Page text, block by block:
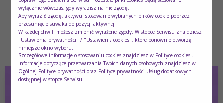
Login
Hasło
wyłącznie wówczas, gdy wyrazisz na nie zgodę.
Aby wyrazić zgodę, aktywuj stosowanie wybranych plików cookie poprzez
przesunięcie suwaka do pozycji aktywnej.
W każdej chwili możesz zmienić wyrażone zgody. W stopce Serwisu znajdziesz
"Ustawienia prywatności" / "Ustawienia cookies", które ponownie otworzą
niniejsze okno wyboru.
Szczegółowe informacje o stosowaniu cookies znajdziesz w Polityce cookies
Informacje dotyczące przetwarzania Twoich danych osobowych znajdziesz w
Ogólnej Polityce prywatności oraz Polityce prywatności Usług dodatkowych
dostępnej w stopce Serwisu.